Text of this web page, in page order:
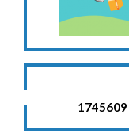
1745609